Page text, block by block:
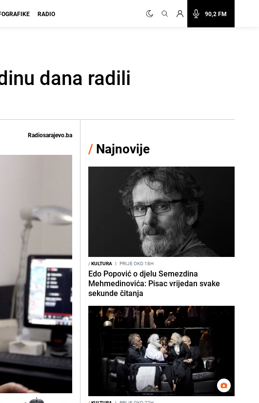
90,2 FM
RADIO
dana radili
Radiosarajevo.ba
/ Najnovije
/KULTURA I PRIJE OKO 18H
Edo Popović o djelu Semezdina
Mehmedinovića: Pisac vrijedan svake
sekunde čitanja